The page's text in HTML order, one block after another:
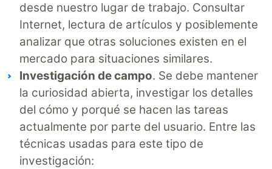
desde nuestro lugar de trabajo. Consultar
Internet, lectura de artículos y posiblemente
analizar que otras soluciones existen en el
mercado para situaciones similares.
Investigación de campo. Se debe mantener
la curiosidad abierta, investigar los detalles
del cómo y porqué se hacen las tareas
actualmente por parte del usuario. Entre las
técnicas usadas para este tipo de
investigación: